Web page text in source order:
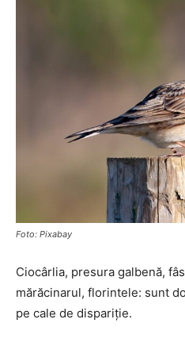
Foto: Pixabay
Ciocârlia, presura galbenă,
mărăcinarul, florintele: sunt
pe cale de dispariție.